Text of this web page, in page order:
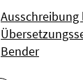
Ausschreibung
Bender